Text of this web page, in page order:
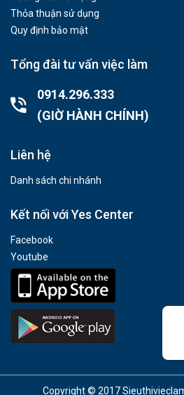
Thỏa thuận sử dụng
Quy định bảo mật
Tổng đài tư vấn việc làm
0914.296.333
(GIỜ HÀNH CHÍNH)
Liên hệ
Danh sách chi nhánh
Kết nối với Yes Center
Facebook
Youtube
Copyright © 2017